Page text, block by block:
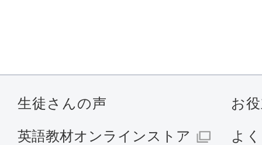
生徒さんの声 お
英語教材オンラインストア よ